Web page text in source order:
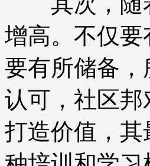
增高。不仅
要有所储备
认可，社区
打造价值，